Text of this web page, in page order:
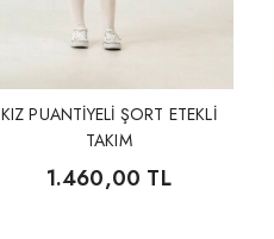
KIZ PUANTİYELİ ŞORT ETEKLİ
TAKIM
1.460,00 TL